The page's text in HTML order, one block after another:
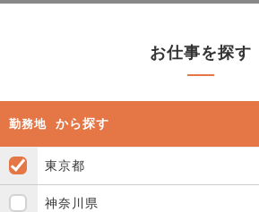
お仕事を探す
勤務地 から探す
東京都
神奈川県